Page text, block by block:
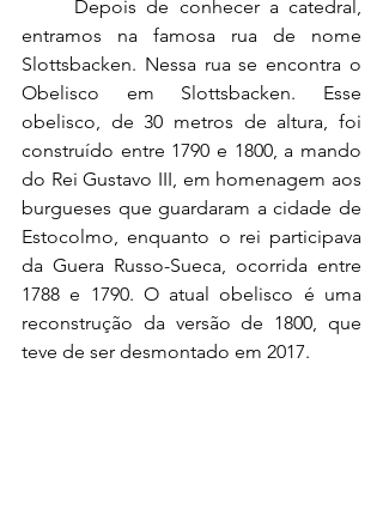
Depois de conhecer a catedral,
entramos na famosa rua de nome
Slottsbacken. Nessa rua se encontra o
Obelisco em Slottsbacken. Esse
obelisco, de 30 metros de altura, foi
construído entre 1790 e 1800, a mando
do Rei Gustavo III, em homenagem aos
burgueses que guardaram a cidade de
Estocolmo, enquanto o rei participava
da Guera Russo-Sueca, ocorrida entre
1788 e 1790. O atual obelisco é uma
reconstrução da versão de 1800, que
teve de ser desmontado em 2017.